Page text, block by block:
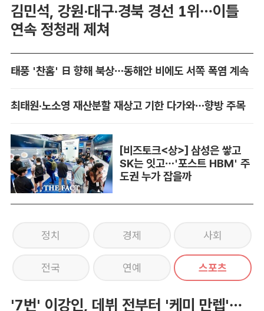
김민석, 강원·대구·경북 경선 1위…이틀
연속 정청래 제쳐
태풍 '찬홈' 日 향해 북상…동해안 비에도 서쪽 폭염 계속
최태원·노소영 재산분할 재상고 기한 다가와…향방 주목
[비즈토크<상>] 삼성은 쌓고
SK는 잇고…'포스트 HBM' 주
도권 누가 잡을까
정치 경제 사회
전국 연예 스포츠
'7번' 이강인, 데뷔 전부터 '케미 만렙'…